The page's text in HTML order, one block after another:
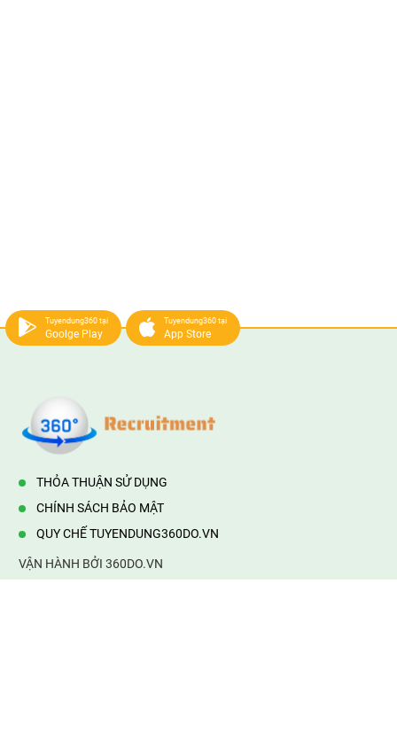
Tuyendung360 tại
Goolge Play
Tuyendung360 tại
App Store
THỎA THUẬN SỬ DỤNG
CHÍNH SÁCH BẢO MẬT
QUY CHẾ TUYENDUNG360DO.VN
VẬN HÀNH BỞI 360DO.VN